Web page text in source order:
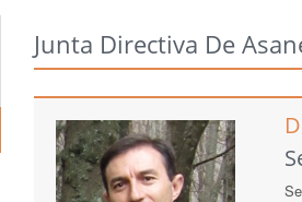
Junta Directiva De